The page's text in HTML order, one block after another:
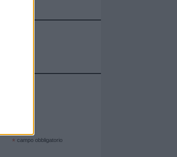
* campo obbligatorio